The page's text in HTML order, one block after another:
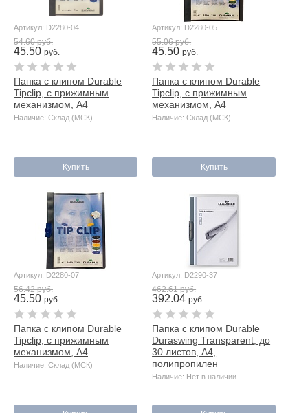
Артикул: D2280-04
54.60 руб.
45.50 руб.
Папка с клипом Durable
Tipclip, с прижимным
механизмом, А4
Наличие: Склад (МСК)
Купить
Артикул: D2280-05
55.06 руб.
45.50руб.
Папка с клипом Durable
Tipclip, с прижимным
механизмом, А4
Наличие: Склад (МСК)
Купить
Артикул: D2280-07
56.42 руб.
45.50 руб.
Папка с клипом Durable
Tipclip, с прижимным
механизмом, А4
Наличие: Склад (МСК)
Артикул: D2290-37
462.61 руб.
392.04руб.
Папка с клипом Durable
Duraswing Transparent, до
30 листов, А4,
полипропилен
Наличие: Нет в наличии